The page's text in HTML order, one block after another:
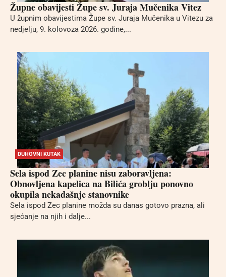
Župne obavijesti Župe sv. Juraja Mučenika Vitez
U župnim obavijestima Župe sv. Juraja Mučenika u Vitezu za
nedjelju, 9. kolovoza 2026. godine,...
DUHOVNI KUTAK
Sela ispod Zec planine nisu zaboravljena:
Obnovljena kapelica na Bilića groblju ponovno
okupila nekadašnje stanovnike
Sela ispod Zec planine možda su danas gotovo prazna, ali
sjećanje na njih i dalje...